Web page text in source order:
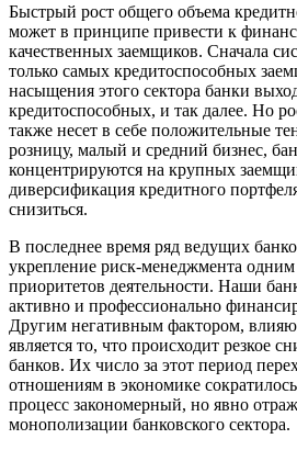
Быстрый рост общего объема
может в принципе привести к
качественных заемщиков. Сначала
только самых кредитоспособных
насыщения этого сектора банки
кредитоспособных, и так далее. Но
также несет в себе положительные
розницу, малый и средний бизнес,
концентрируются на крупных
диверсификация кредитного
снизиться.
В последнее время ряд ведущих
укрепление риск-менеджмента
приоритетов деятельности. Наши
активно и профессионально
Другим негативным фактором,
является то, что происходит резкое
банков. Их число за этот период
отношениям в экономике
процесс закономерный, но явно
монополизации банковского сектора.